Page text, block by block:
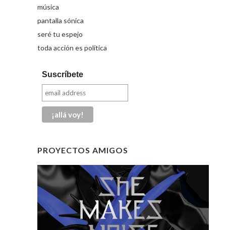
música
pantalla sónica
seré tu espejo
toda acción es política
Suscríbete
PROYECTOS AMIGOS